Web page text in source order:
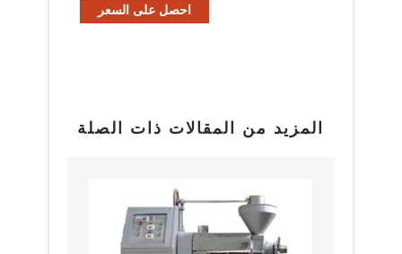
احصل على السعر
المزيد من المقالات ذات الصلة